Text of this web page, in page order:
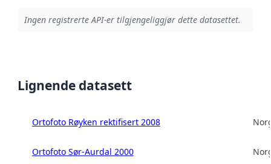
Ingen registrerte API-er tilgjengeliggjør dette datasettet.
Lignende datasett
Ortofoto Røyken rektifisert 2008
Ortofoto Sør-Aurdal 2000